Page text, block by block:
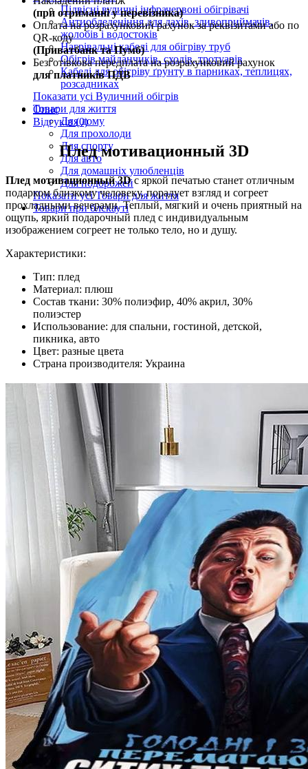
Підвісні вуличні інфрачервоні обігрівачі
Антиобледеніння для дахів, зливоприймачів,
жолобів і водостоків
Нагрівальні кабелі для обігріву труб
Обігрів майданчиків, сходів, тротуарів
Кабелі для обігріву ґрунту в парниках, теплицях,
розсадниках
Показати усі Вуличний обігрів
Товари для життя
Для дому
Для прохолоди
Для спорту
Для авто
Для домашніх улюбленців
Для подорожей
Показати усі Товари для життя
Товари при блєкауті
(при отриманні у перевізника)
Оплата на розрахунковий рахунок за реквізитами або по
QR-коду
(Приватбанк та Пумб)
Безготівкова передплата на розрахунковий рахунок
для платників ПДВ
Опис
Відгуків (0)
Плед мотивационный 3D
Плед мотивационный 3Dс яркой печатью станет отличным
подарком близкому человеку, порадует взгляд и согреет
прохладными вечерами. Теплый, мягкий и очень приятный на
ощупь, яркий подарочный плед с индивидуальным
изображением согреет не только тело, но и душу.
Характеристики:
Тип: плед
Материал: плюш
Состав ткани: 30% полиэфир, 40% акрил, 30%
полиэстер
Использование: для спальни, гостиной, детской,
пикника, авто
Цвет: разные цвета
Страна производителя: Украина